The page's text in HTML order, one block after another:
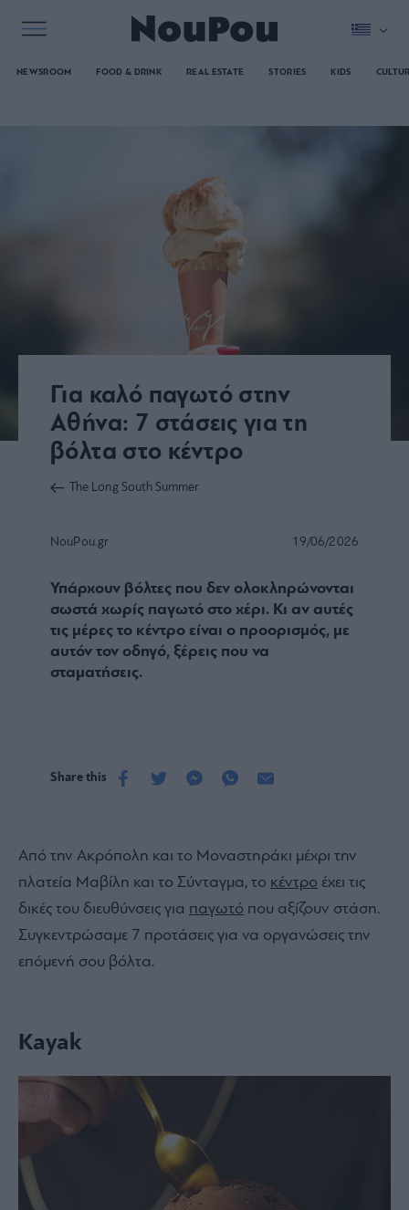
NEWSROOM FOOD & DRINK REAL ESTATE STORIES KIDS
Για καλό παγωτό στην
Αθήνα: 7 στάσεις για τη
βόλτα στο κέντρο
The Long South Summer
NouPou.gr 19/06/2026
Υπάρχουν βόλτες που δεν ολοκληρώνονται
σωστά χωρίς παγωτό στο χέρι. Κι αν αυτές
τις μέρες το κέντρο είναι ο προορισμός, με
αυτόν τον οδηγό, ξέρεις που να
σταματήσεις.
Share this
Από την Ακρόπολη και το Μοναστηράκι μέχρι την
πλατεία Μαβίλη και το Σύνταγμα, το κέντρο έχει τις
δικές του διευθύνσεις για παγωτό που αξίζουν στάση.
Συγκεντρώσαμε 7 προτάσεις για να οργανώσεις την
επόμενή σου βόλτα.
Kayak